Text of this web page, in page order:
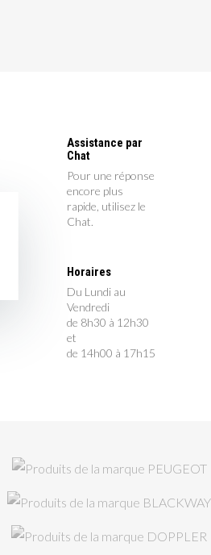
Assistance par
Chat
Pour une réponse
encore plus
rapide, utilisez le
Chat.
Horaires
Du Lundi au
Vendredi
de 8h30 à 12h30
et
de 14h00 à 17h15